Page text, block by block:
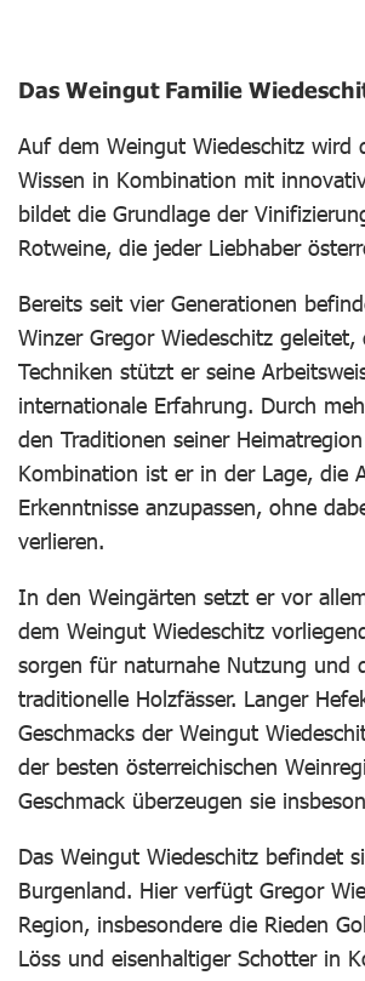
Das Weingut Familie
Auf dem Weingut Wiedeschitz wird
Wissen in Kombination mit
bildet die Grundlage der
Rotweine, die jeder Liebhaber
Bereits seit vier Generationen
Winzer Gregor Wiedeschitz
Techniken stützt er seine
internationale Erfahrung. Durch
den Traditionen seiner
Kombination ist er in der Lage, die
Erkenntnisse anzupassen, ohne
verlieren.
In den Weingärten setzt er vor
dem Weingut Wiedeschitz
sorgen für naturnahe Nutzung und
traditionelle Holzfässer. Langer
Geschmacks der Weingut
der besten österreichischen
Geschmack überzeugen sie
Das Weingut Wiedeschitz befindet
Burgenland. Hier verfügt Gregor
Region, insbesondere die Rieden
Löss und eisenhaltiger Schotter in